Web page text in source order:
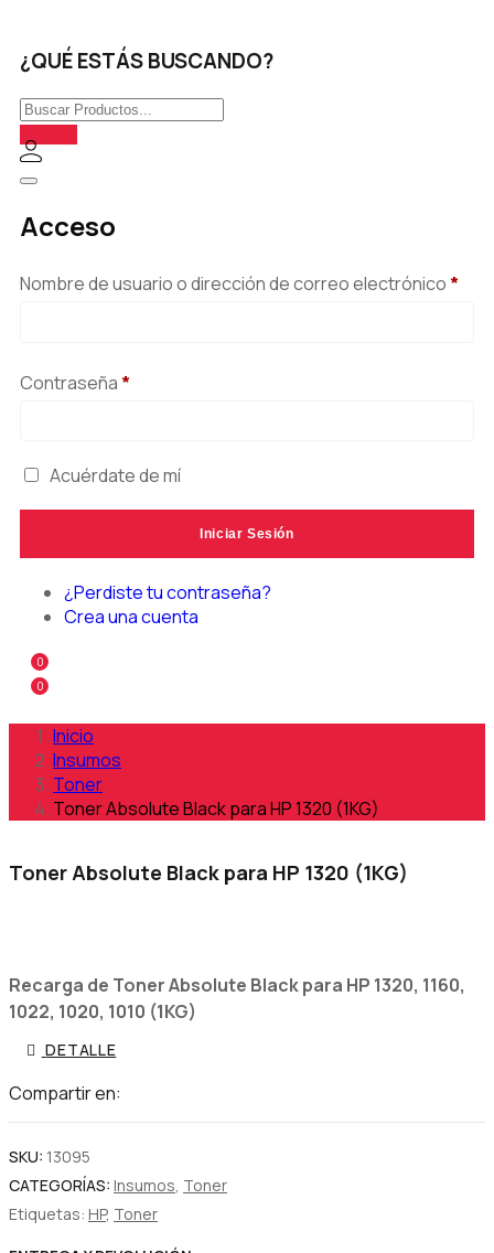
¿QUÉ ESTÁS BUSCANDO?
Acceso
Nombre de usuario o dirección de correo electrónico *
Contraseña *
Acuérdate de mí
¿Perdiste tu contraseña?
Crea una cuenta
0
0
Inicio
Insumos
Toner
Toner Absolute Black para HP 1320 (1KG)
Toner Absolute Black para HP 1320 (1KG)
Recarga de Toner Absolute Black para HP 1320, 1160,
1022, 1020, 1010 (1KG)
DETALLE
Compartir en:
SKU: 13095
CATEGORÍAS: Insumos, Toner
Etiquetas: HP, Toner